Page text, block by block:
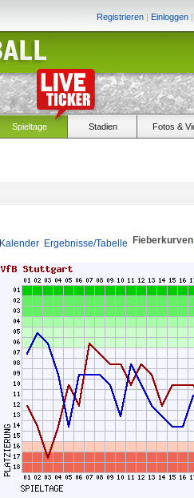
Registrieren | Einloggen |
Spieltage Stadien Fotos &
Kalender Ergebnisse/Tabelle Fieberkurven